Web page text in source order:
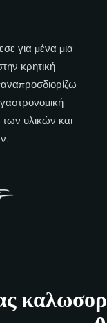
για μένα μια
κρητική
υλικών και